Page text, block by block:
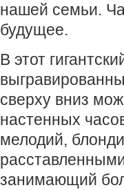
нашей семьи.
будущее.
В этот
сверху вниз
настенных
мелодий,
занимающий